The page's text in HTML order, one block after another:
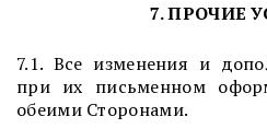
7. ПРОЧИЕ
7.1. Все изменения и
при их письменном
обеими Сторонами.